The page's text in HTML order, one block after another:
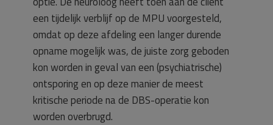
een tijdelijk verblijf op de MPU voorgesteld,
omdat op deze afdeling een langer durende
opname mogelijk was, de juiste zorg geboden
kon worden in geval van een (psychiatrische)
ontsporing en op deze manier de meest
kritische periode na de DBS-operatie kon
worden overbrugd.